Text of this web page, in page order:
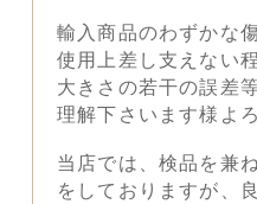
輸入商品のわずかな
使用上差し支えない
大きさの若干の誤差
理解下さいます様よ
当店では、検品を兼
をしておりますが、